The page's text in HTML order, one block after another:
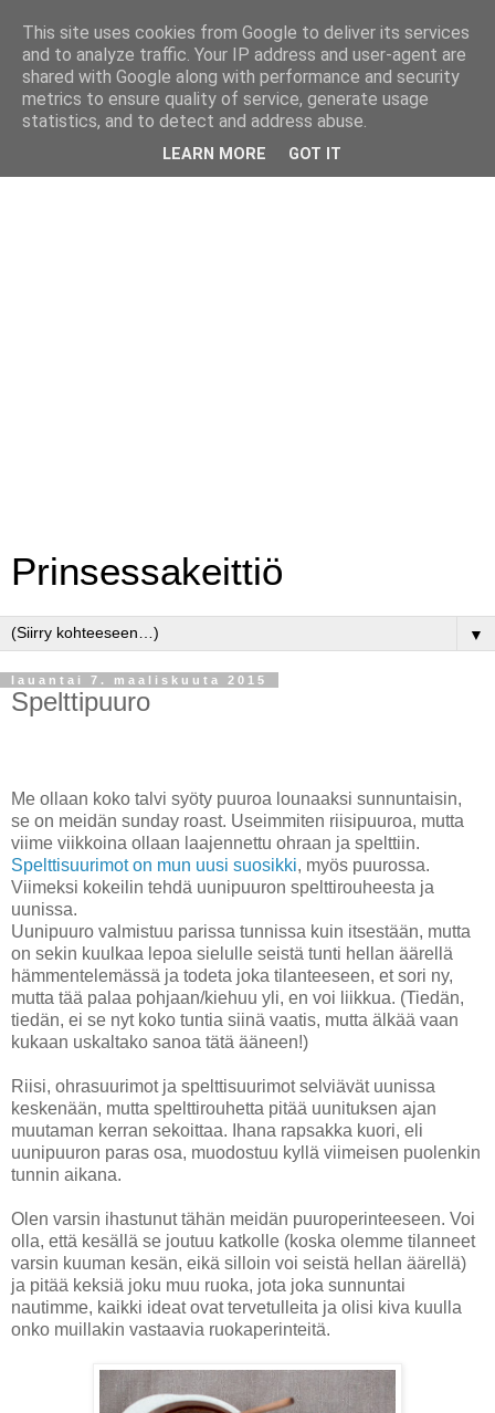
Prinsessakeittiö
▼
lauantai 7. maaliskuuta 2015
Spelttipuuro
Me ollaan koko talvi syöty puuroa lounaaksi sunnuntaisin,
se on meidän sunday roast. Useimmiten riisipuuroa, mutta
viime viikkoina ollaan laajennettu ohraan ja spelttiin.
Spelttisuurimot on mun uusi suosikki, myös puurossa.
Viimeksi kokeilin tehdä uunipuuron spelttirouheesta ja
uunissa.
Uunipuuro valmistuu parissa tunnissa kuin itsestään, mutta
on sekin kuulkaa lepoa sielulle seistä tunti hellan äärellä
hämmentelemässä ja todeta joka tilanteeseen, et sori ny,
mutta tää palaa pohjaan/kiehuu yli, en voi liikkua. (Tiedän,
tiedän, ei se nyt koko tuntia siinä vaatis, mutta älkää vaan
kukaan uskaltako sanoa tätä ääneen!)
Riisi, ohrasuurimot ja spelttisuurimot selviävät uunissa
keskenään, mutta spelttirouhetta pitää uunituksen ajan
muutaman kerran sekoittaa. Ihana rapsakka kuori, eli
uunipuuron paras osa, muodostuu kyllä viimeisen puolenkin
tunnin aikana.
Olen varsin ihastunut tähän meidän puuroperinteeseen. Voi
olla, että kesällä se joutuu katkolle (koska olemme tilanneet
varsin kuuman kesän, eikä silloin voi seistä hellan äärellä)
ja pitää keksiä joku muu ruoka, jota joka sunnuntai
nautimme, kaikki ideat ovat tervetulleita ja olisi kiva kuulla
onko muillakin vastaavia ruokaperinteitä.
This site uses cookies from Google to deliver its services
and to analyze traffic. Your IP address and user-agent are
shared with Google along with performance and security
metrics to ensure quality of service, generate usage
statistics, and to detect and address abuse.
LEARN MORE GOT IT